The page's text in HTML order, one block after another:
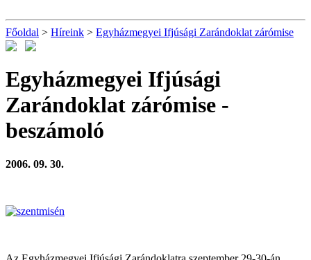
Főoldal > Híreink > Egyházmegyei Ifjúsági Zarándoklat zárómise
Egyházmegyei Ifjúsági
Zarándoklat zárómise -
beszámoló
2006. 09. 30.